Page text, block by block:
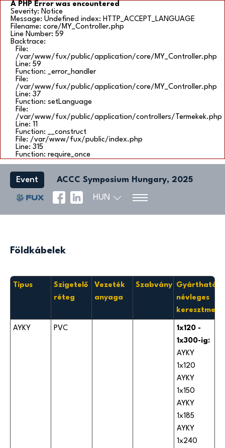
A PHP Error was encountered
Severity: Notice
Message: Undefined index: HTTP_ACCEPT_LANGUAGE
Filename: core/MY_Controller.php
Line Number: 59
Backtrace:
File:
/var/www/fux/public/application/core/MY_Controller.php
Line: 59
Function: _error_handler
File:
/var/www/fux/public/application/core/MY_Controller.php
Line: 37
Function: setLanguage
File:
/var/www/fux/public/application/controllers/Termekek.php
Line: 11
Function: __construct
File: /var/www/fux/public/index.php
Line: 315
Function: require_once
Event ACCC Symposium Hungary, 2025
HUN
Földkábelek
Típus
Szigetelő
réteg
Vezeték
anyaga
Szabvány
Gyártható
névleges
AYKY PVC
1x120 -
1x300-ig:
AYKY
1x120
AYKY
1x150
AYKY
1x185
AYKY
1x240